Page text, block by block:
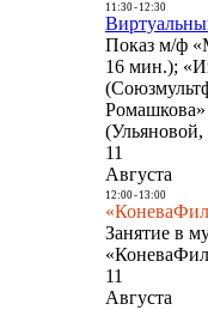
11:30- 12:30
Показ м/ф
16 мин.);
11
Августа
12:00- 13:00
Занятие в
11
Августа